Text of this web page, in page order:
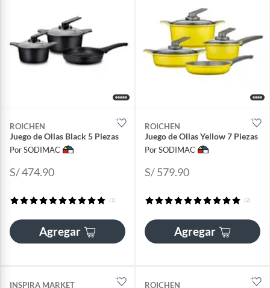
ROICHEN
Juego de Ollas Black 5 Piezas
Por SODIMAC
S/ 474.90
(1)
Agregar
ROICHEN
Juego de Ollas Yellow 7 Piezas
Por SODIMAC
S/ 579.90
(2)
Agregar
INSPIRA MARKET ROICHEN